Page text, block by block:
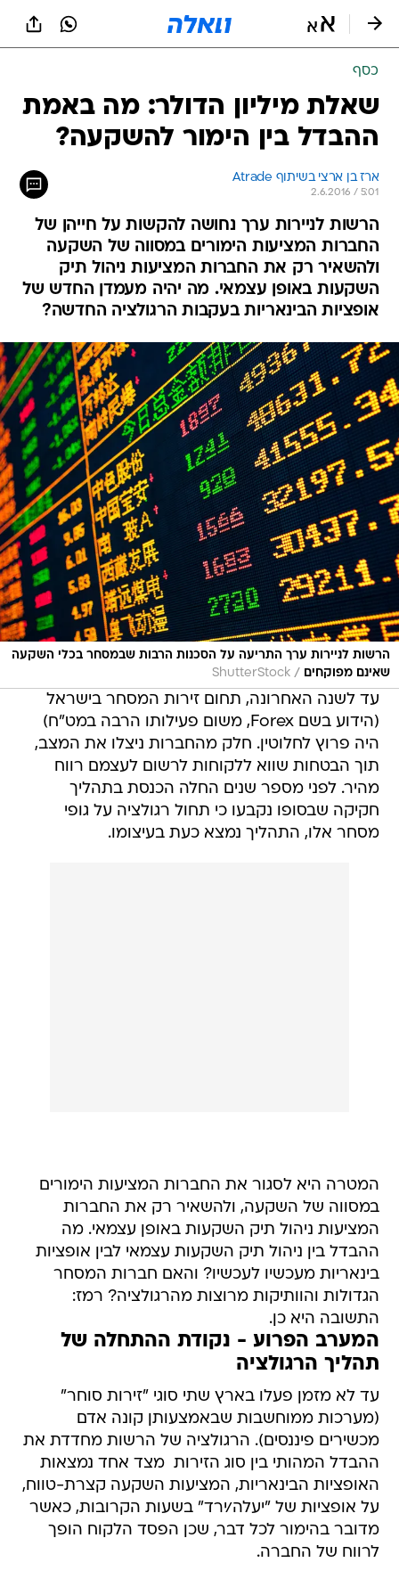
כסף
שאלת מיליון הדולר: מה באמת
ההבדל בין הימור להשקעה?
ארז בן ארצי בשיתוף Atrade
2.6.2016 / 5:01
הרשות לניירות ערך נחושה להקשות על חייהן של
החברות המציעות הימורים במסווה של השקעה
ולהשאיר רק את החברות המציעות ניהול תיק
השקעות באופן עצמאי. מה יהיה מעמדן החדש של
אופציות הבינאריות בעקבות הרגולציה החדשה?
הרשות לניירות ערך התריעה על הסכנות הרבות שבמסחר בכלי השקעה
שאינם מפוקחים
/
ShutterStock
עד לשנה האחרונה, תחום זירות המסחר בישראל
(הידוע בשם Forex, משום פעילותו הרבה במט"ח)
היה פרוץ לחלוטין. חלק מהחברות ניצלו את המצב,
תוך הבטחות שווא ללקוחות לרשום לעצמם רווח
מהיר. לפני מספר שנים החלה הכנסת בתהליך
חקיקה שבסופו נקבעו כי תחול רגולציה על גופי
מסחר אלו, התהליך נמצא כעת בעיצומו.
המטרה היא לסגור את החברות המציעות הימורים
במסווה של השקעה, ולהשאיר רק את החברות
המציעות ניהול תיק השקעות באופן עצמאי. מה
ההבדל בין ניהול תיק השקעות עצמאי לבין אופציות
בינאריות מעכשיו לעכשיו? והאם חברות המסחר
הגדולות והוותיקות מרוצות מהרגולציה? רמז:
התשובה היא כן.
המערב הפרוע - נקודת ההתחלה של
תהליך הרגולציה
עד לא מזמן פעלו בארץ שתי סוגי "זירות סוחר"
(מערכות ממוחשבות שבאמצעותן קונה אדם
מכשירים פיננסים). הרגולציה של הרשות מחדדת את
ההבדל המהותי בין סוג הזירות  מצד אחד נמצאות
האופציות הבינאריות, המציעות השקעה קצרת-טווח,
על אופציות של "יעלה/ירד" בשעות הקרובות, כאשר
מדובר בהימור לכל דבר, שכן הפסד הלקוח הופך
לרווח של החברה.